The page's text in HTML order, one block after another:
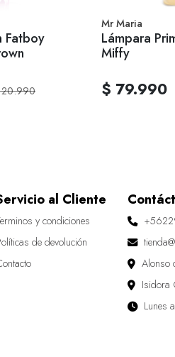
Fatboy
Mr Maria
Lámpara
Miffy
$ 79.990
al Cliente
y condiciones
de devolución
Alonso
Isidora
Lunes